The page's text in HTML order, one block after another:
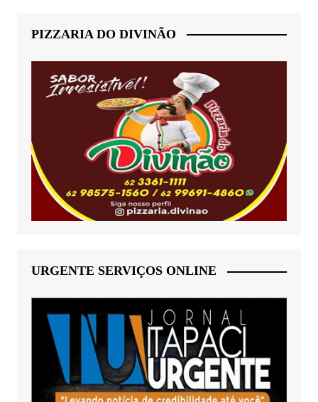
PIZZARIA DO DIVINÃO
URGENTE SERVIÇOS ONLINE